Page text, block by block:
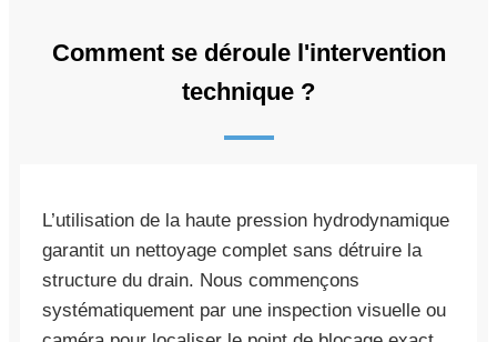
Comment se déroule l'intervention
technique ?
L’utilisation de la haute pression hydrodynamique
garantit un nettoyage complet sans détruire la
structure du drain. Nous commençons
systématiquement par une inspection visuelle ou